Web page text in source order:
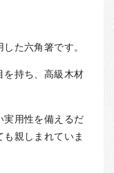
た六角箸です。
を持ち、高級木材
実用性を備えるだ
親しまれていま